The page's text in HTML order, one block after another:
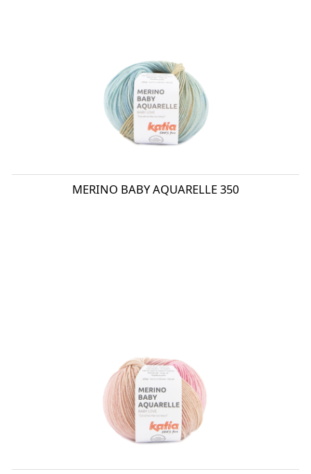
MERINO BABY AQUARELLE 350